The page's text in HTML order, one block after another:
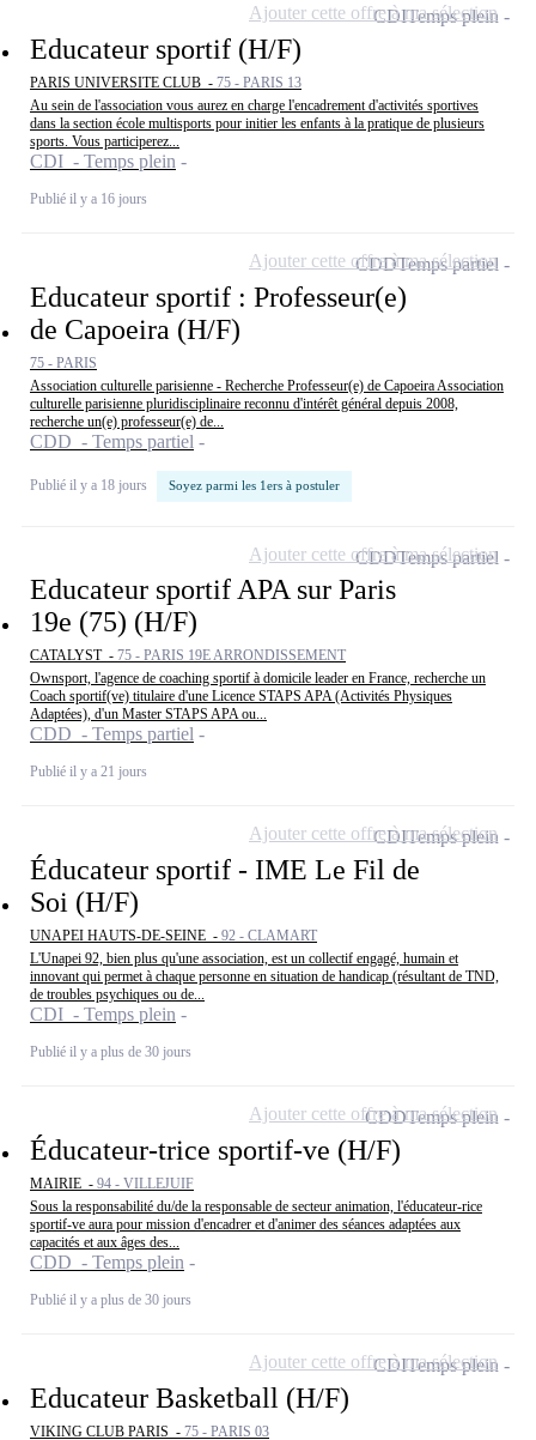
Educateur sportif (H/F)
PARIS UNIVERSITE CLUB - 75 - PARIS 13
Au sein de l'association vous aurez en charge l'encadrement d'activités sportives
dans la section école multisports pour initier les enfants à la pratique de plusieurs
sports. Vous participerez...
CDI - Temps plein
Publié il y a 16 jours
CDITemps plein
Ajouter cette offre à ma sélection
Educateur sportif : Professeur(e)
de Capoeira (H/F)
75 - PARIS
Association culturelle parisienne - Recherche Professeur(e) de Capoeira Association
culturelle parisienne pluridisciplinaire reconnu d'intérêt général depuis 2008,
recherche un(e) professeur(e) de...
CDD - Temps partiel
Publié il y a 18 jours Soyez parmi les 1ers à postuler
CDDTemps partiel
Ajouter cette offre à ma sélection
Educateur sportif APA sur Paris
19e (75) (H/F)
CATALYST - 75 - PARIS 19E ARRONDISSEMENT
Ownsport, l'agence de coaching sportif à domicile leader en France, recherche un
Coach sportif(ve) titulaire d'une Licence STAPS APA (Activités Physiques
Adaptées), d'un Master STAPS APA ou...
CDD - Temps partiel
Publié il y a 21 jours
CDDTemps partiel
Ajouter cette offre à ma sélection
Éducateur sportif - IME Le Fil de
Soi (H/F)
UNAPEI HAUTS-DE-SEINE - 92 - CLAMART
L'Unapei 92, bien plus qu'une association, est un collectif engagé, humain et
innovant qui permet à chaque personne en situation de handicap (résultant de TND,
de troubles psychiques ou de...
CDI - Temps plein
Publié il y a plus de 30 jours
CDITemps plein
Ajouter cette offre à ma sélection
Éducateur-trice sportif-ve (H/F)
MAIRIE - 94 - VILLEJUIF
Sous la responsabilité du/de la responsable de secteur animation, l'éducateur-rice
sportif-ve aura pour mission d'encadrer et d'animer des séances adaptées aux
capacités et aux âges des...
CDD - Temps plein
Publié il y a plus de 30 jours
CDDTemps plein
Ajouter cette offre à ma sélection
Educateur Basketball (H/F)
VIKING CLUB PARIS - 75 - PARIS 03
CDITemps plein
Ajouter cette offre à ma sélection